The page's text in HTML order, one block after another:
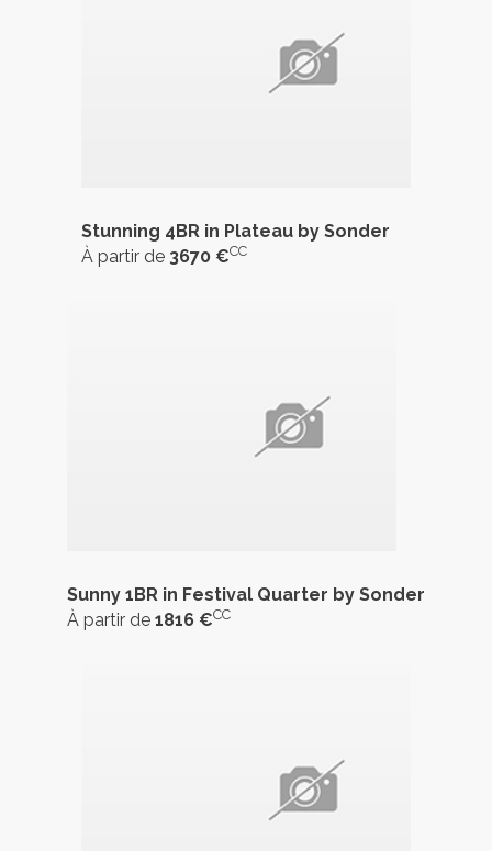
Stunning 4BR in Plateau by Sonder
À partir de 3670 €CC
Sunny 1BR in Festival Quarter by Sonder
À partir de 1816 €CC